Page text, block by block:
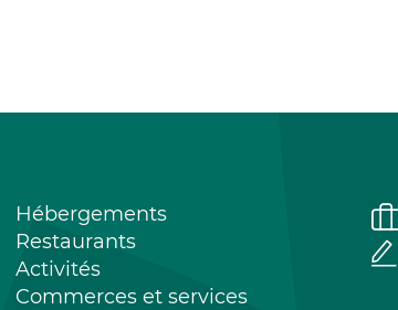
Hébergements
Restaurants
Activités
Commerces et services